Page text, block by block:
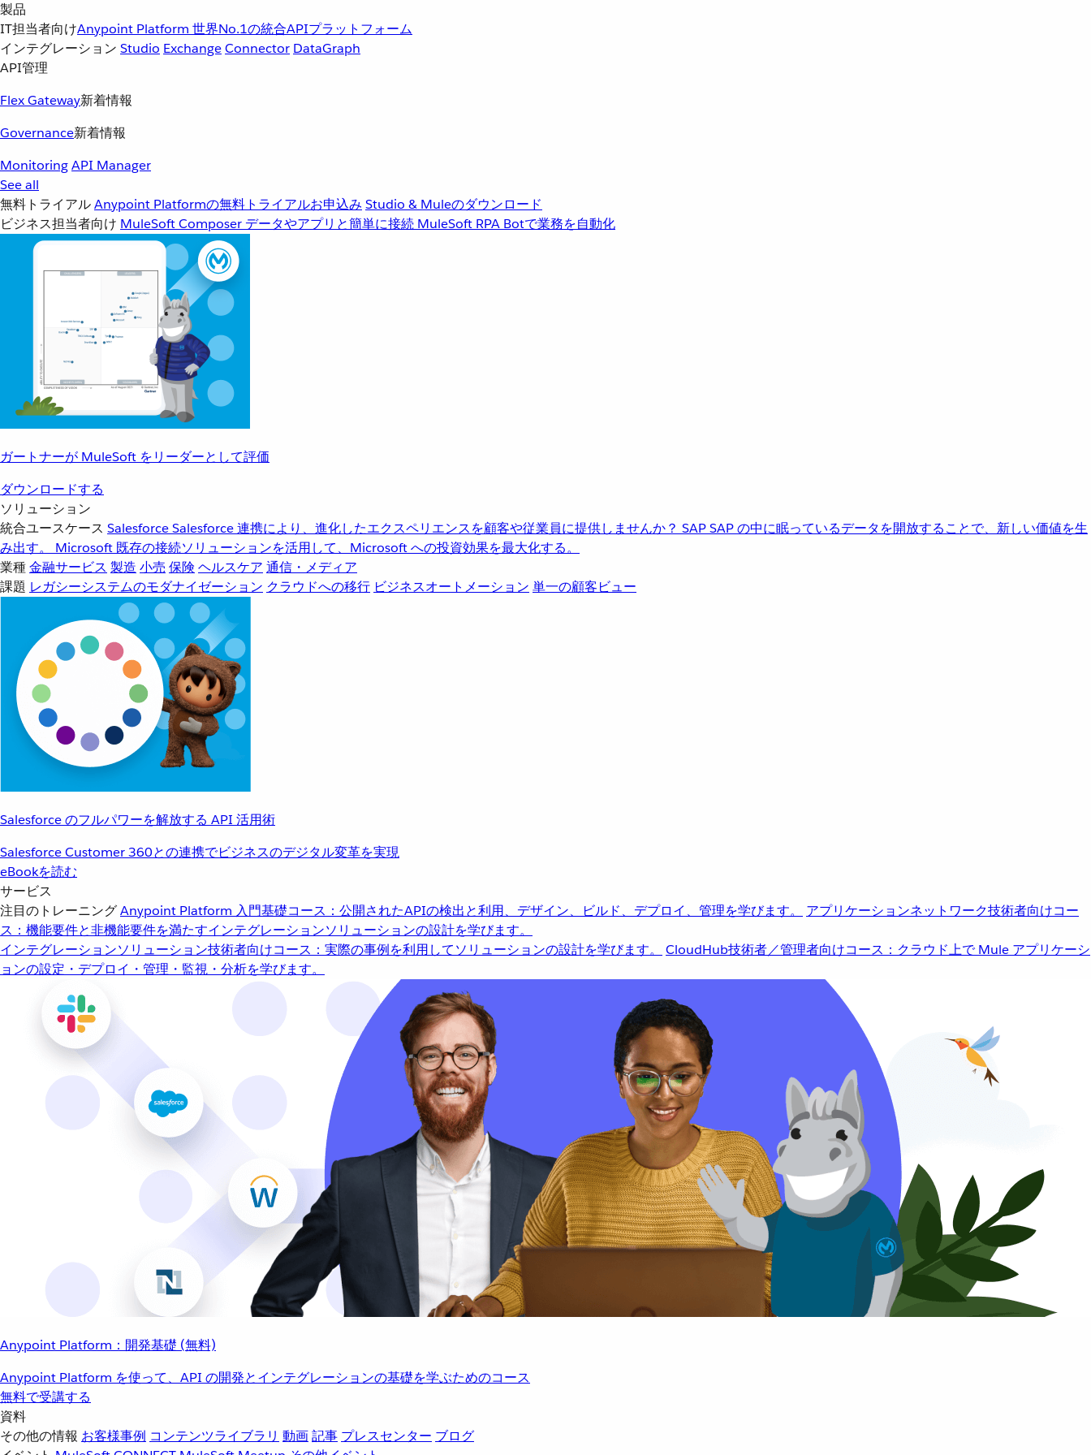
製品
IT担当者向けAnypoint Platform 世界No.1の統合APIプラットフォーム
インテグレーション Studio ExchangeConnector DataGraph
API管理
Flex Gateway新着情報
Governance新着情報
MonitoringAPI Manager
See all
無料トライアルAnypoint Platformの無料トライアルお申込み Studio & Muleのダウンロード
ビジネス担当者向け MuleSoft Composer データやアプリと簡単に接続 MuleSoft RPA Botで業務を自動化
ガートナーが MuleSoft をリーダーとして評価
ダウンロードする
ソリューション
統合ユースケース SalesforceSalesforce 連携により、進化したエクスペリエンスを顧客や従業員に提供しませんか？ SAPSAP の中に眠っているデータを開放することで、新しい価値を生
み出す。
Microsoft 既存の接続ソリューションを活用して、Microsoft への投資効果を最大化する。
業種金融サービス 製造 小売 保険 ヘルスケア 通信・メディア
課題 レガシーシステムのモダナイゼーション クラウドへの移行 ビジネスオートメーション 単一の顧客ビュー
Salesforce のフルパワーを解放する API 活用術
Salesforce Customer 360との連携でビジネスのデジタル変革を実現
eBookを読む
サービス
注目のトレーニングAnypoint Platform 入門基礎コース：公開されたAPIの検出と利用、デザイン、ビルド、デプロイ、管理を学びます。 アプリケーションネットワーク技術者向けコー
ス：機能要件と非機能要件を満たすインテグレーションソリューションの設計を学びます。
インテグレーションソリューション技術者向けコース：実際の事例を利用してソリューションの設計を学びます。 CloudHub技術者／管理者向けコース：クラウド上で Mule アプリケーシ
ョンの設定・デプロイ・管理・監視・分析を学びます。
Anypoint Platform：開発基礎 (無料)
Anypoint Platform を使って、API の開発とインテグレーションの基礎を学ぶためのコース
無料で受講する
資料
その他の情報 お客様事例 コンテンツライブラリ 動画記事 プレスセンター ブログ